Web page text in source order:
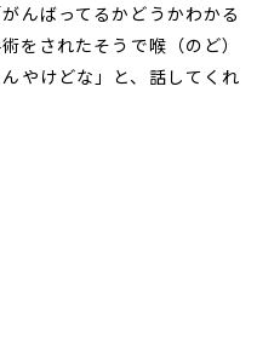
んばってるかどうかわかる
をされたそうで喉（のど）
やけどな」と、話してくれ